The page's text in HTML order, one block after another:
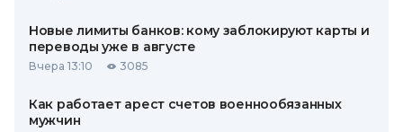
Новые лимиты банков: кому заблокируют карты и
переводы уже в августе
Вчера 13:10 3085
Как работает арест счетов военнообязанных
мужчин